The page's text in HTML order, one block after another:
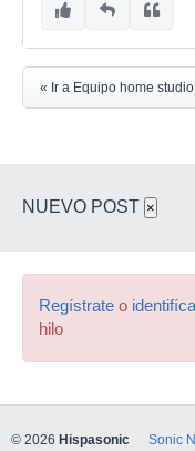
« Ir a Equipo home studio
NUEVO POST ×
Regístrate o
hilo
© 2026 Hispasonic Sonic